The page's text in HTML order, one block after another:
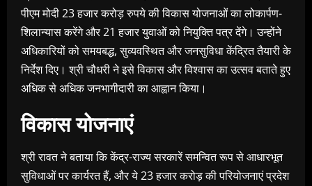
पीएम मोदी 23 हजार करोड़ रुपये की विकास योजनाओं का लोकार्पण-
शिलान्यास करेंगे और 21 हजार युवाओं को नियुक्ति पत्र देंगे। उन्होंने
अधिकारियों को समयबद्ध, सुव्यवस्थित और जनसुविधा केंद्रित तैयारी के
निर्देश दिए। श्री चौधरी ने इसे विकास और विश्वास का उत्सव बताते हुए
अधिक से अधिक जनभागीदारी का आह्वान किया।
विकास योजनाएं
श्री रावत ने बताया कि केंद्र-राज्य सरकारें समन्वित रूप से आधारभूत
सुविधाओं पर कार्यरत हैं, और ये 23 हजार करोड़ की परियोजनाएं प्रदेश